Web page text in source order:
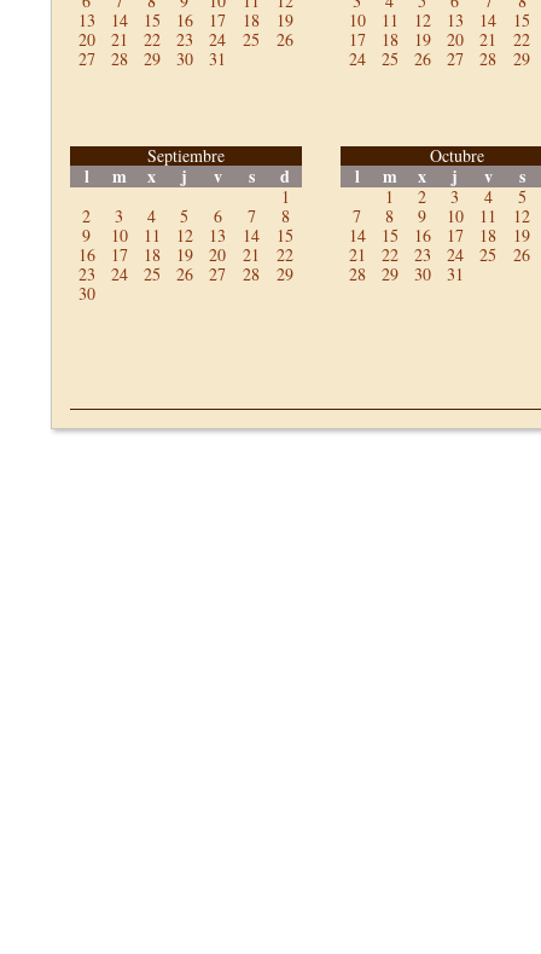
13
14 15 16 17 18
19
20
21 22 23 24 25
26
27
28 29 30 31
10
11 12 13 14
15
17
18 19 20 21
22
24
25 26 27 28 29
Septiembre
l m x j v s d
1
2
3 4 5 6 7
8
9
10 11 12 13 14
15
16
17 18 19 20 21
22
23
24 25 26 27 28
29
30
Octubre
l m x j v s
1 2 3 4
5
7
8 9 10 11
12
14
15 16 17 18
19
21
22 23 24 25
26
28
29 30 31